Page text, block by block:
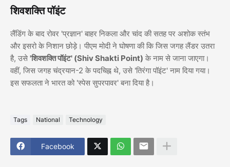
शिवशक्ति पॉइंट
लैंडिंग के बाद रोवर 'प्रज्ञान' बाहर निकला और चांद की सतह पर अशोक स्तंभ
और इसरो के निशान छोड़े। पीएम मोदी ने घोषणा की कि जिस जगह लैंडर उतरा
है, उसे 'शिवशक्ति पॉइंट' (Shiv Shakti Point) के नाम से जाना जाएगा।
वहीं, जिस जगह चंद्रयान-2 के पदचिह्न थे, उसे 'तिरंगा पॉइंट' नाम दिया गया।
इस सफलता ने भारत को 'स्पेस सुपरपावर' बना दिया है।
Tags National Technology
Facebook